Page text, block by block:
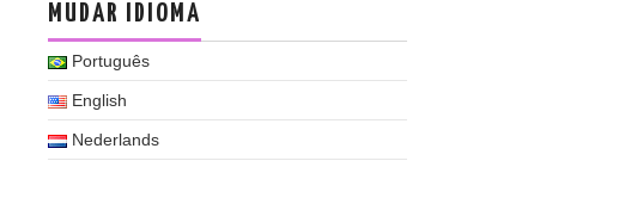
MUDAR IDIOMA
Português
English
Nederlands